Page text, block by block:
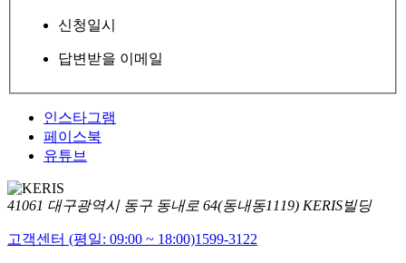
신청일시
답변받을 이메일
인스타그램
페이스북
유튜브
41061 대구광역시 동구 동내로 64(동내동1119) KERIS빌딩
고객센터 (평일: 09:00 ~ 18:00)1599-3122